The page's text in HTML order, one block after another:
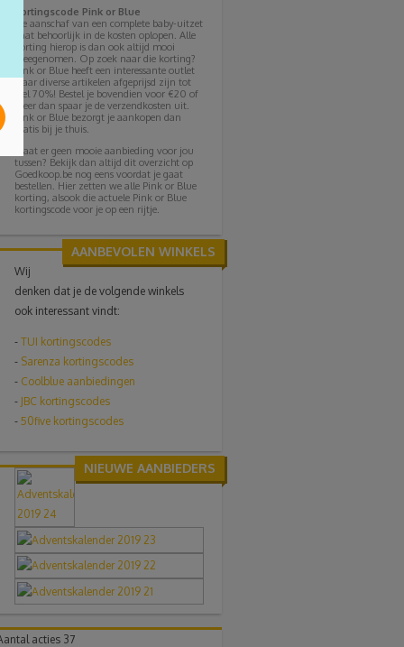
Kortingscode Pink or Blue
De aanschaf van een complete baby-uitzet
gaat behoorlijk in de kosten oplopen. Alle
korting hierop is dan ook altijd mooi
meegenomen. Op zoek naar die korting?
Pink or Blue heeft een interessante outlet
waar diverse artikelen afgeprijsd zijn tot
wel 70%! Bestel je bovendien voor €20 of
meer dan spaar je de verzendkosten uit.
Pink or Blue bezorgt je aankopen dan
gratis bij je thuis.
Staat er geen mooie aanbieding voor jou
tussen? Bekijk dan altijd dit overzicht op
Goedkoop.be nog eens voordat je gaat
bestellen. Hier zetten we alle Pink or Blue
korting, alsook die actuele Pink or Blue
kortingscode voor je op een rijtje.
AANBEVOLEN WINKELS
Wij
denken dat je de volgende winkels
ook interessant vindt:
- TUI kortingscodes
- Sarenza kortingscodes
- Coolblue aanbiedingen
- JBC kortingscodes
- 50five kortingscodes
NIEUWE AANBIEDERS
acties 37